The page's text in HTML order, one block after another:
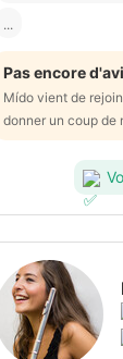
...
Pas encore
Mído vient de
donner un coup de